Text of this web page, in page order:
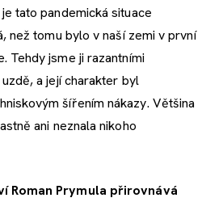
tato pandemická situace
než tomu bylo v naší zemi v první
Tehdy jsme ji razantními
a její charakter byl
šířením nákazy. Většina
ani neznala nikoho
Roman Prymula přirovnává